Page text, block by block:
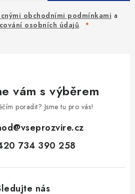
obchodními podmínkami a
osobních údajů.
vám s výběrem
poradit? Jsme tu pro vás!
@vseprozvire.cz
734 390 258